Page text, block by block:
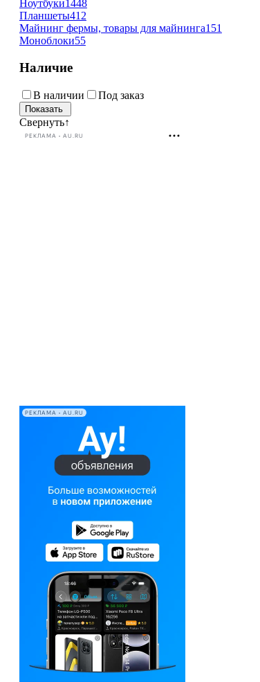
Ноутбуки1448
Планшеты412
Майнинг фермы, товары для майнинга151
Моноблоки55
Наличие
В наличии Под заказ
Свернуть↑
РЕКЛАМА • AU.RU
РЕКЛАМА • AU.RU